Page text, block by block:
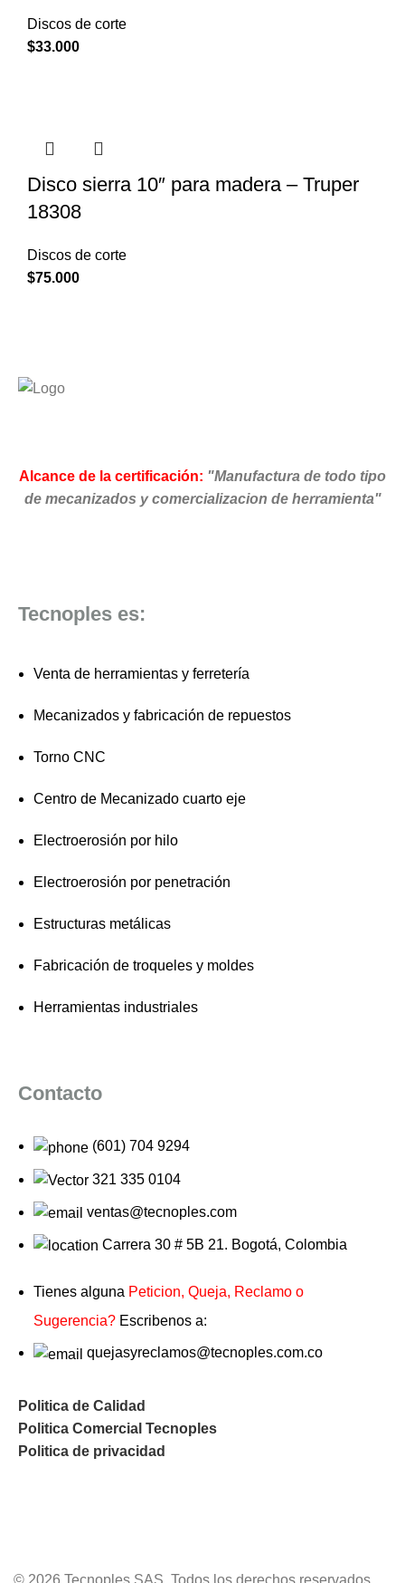
Discos de corte
$33.000
Disco sierra 10″ para madera – Truper
18308
Discos de corte
$75.000
Alcance de la certificación: "Manufactura de todo tipo
de mecanizados y comercializacion de herramienta"
Tecnoples es:
Venta de herramientas y ferretería
Mecanizados y fabricación de repuestos
Torno CNC
Centro de Mecanizado cuarto eje
Electroerosión por hilo
Electroerosión por penetración
Estructuras metálicas
Fabricación de troqueles y moldes
Herramientas industriales
Contacto
(601) 704 9294
321 335 0104
ventas@tecnoples.com
Carrera 30 # 5B 21. Bogotá, Colombia
Tienes alguna Peticion, Queja, Reclamo o
Sugerencia? Escribenos a:
quejasyreclamos@tecnoples.com.co
Politica de Calidad
Politica Comercial Tecnoples
Politica de privacidad